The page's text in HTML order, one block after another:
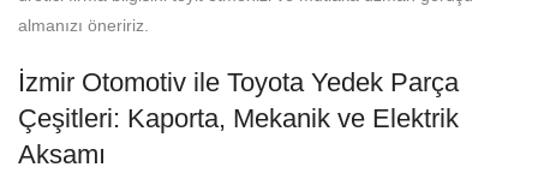
almanızı öneririz.
İzmir Otomotiv ile Toyota Yedek Parça
Çeşitleri: Kaporta, Mekanik ve Elektrik
Aksamı